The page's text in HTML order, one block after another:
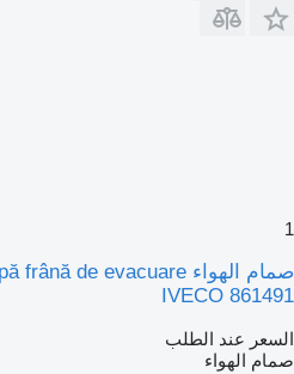
1
IVECO 861491
السعر عند الطلب
صمام الهواء